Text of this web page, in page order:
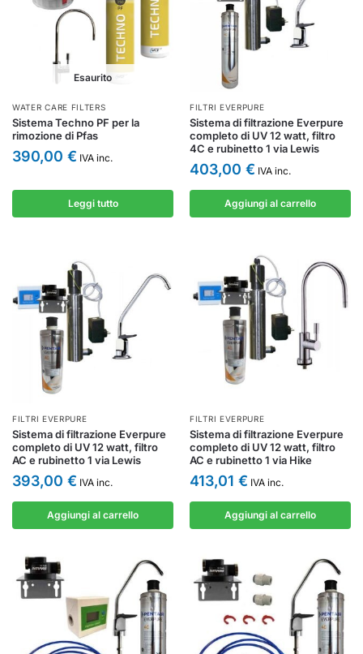
Esaurito
WATER CARE FILTERS
Sistema Techno PF per la
rimozione di Pfas
390,00 € IVA inc.
Leggi tutto
FILTRI EVERPURE
Sistema di filtrazione Everpure
completo di UV 12 watt, filtro
4C e rubinetto 1 via Lewis
403,00 € IVA inc.
Aggiungi al carrello
FILTRI EVERPURE
Sistema di filtrazione Everpure
completo di UV 12 watt, filtro
AC e rubinetto 1 via Lewis
393,00 € IVA inc.
Aggiungi al carrello
FILTRI EVERPURE
Sistema di filtrazione Everpure
completo di UV 12 watt, filtro
AC e rubinetto 1 via Hike
413,01 € IVA inc.
Aggiungi al carrello